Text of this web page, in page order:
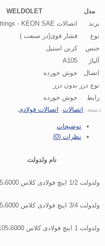
مدل
WELDOLET
برند
اتصالات bothwell fittings - KEON SAE
نوع
فشار قوی(در صنعت )
جنس
کربن استیل
آلیاژ
A105
اتصال
جوش خورده
نوع درز بدون درز
رابط
جوش خورده
دسته: اتصالات اتصالات فولادی
توضیحات
نظرات (0)
نام ولدولت
ولدولت 1/2 اینچ فولادی کلاس 6000،A105
ولدولت 3/4 اینچ فولادی کلاس 6000،A105
ولدولت 1 اینچ فولادی کلاس 6000،A105